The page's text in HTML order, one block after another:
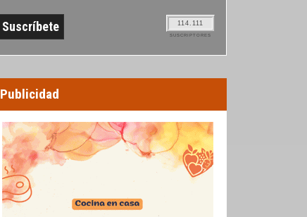
114.111
SUSCRIPTORES
Publicidad